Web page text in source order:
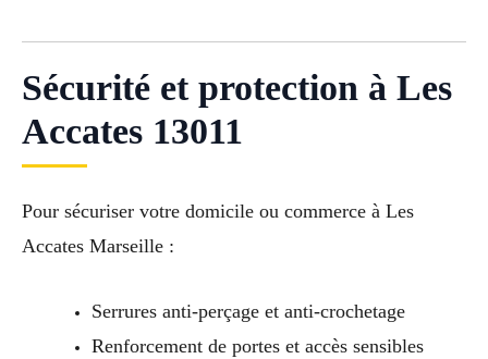
Sécurité et protection à Les
Accates 13011
Pour sécuriser votre domicile ou commerce à Les
Accates Marseille :
Serrures anti-perçage et anti-crochetage
Renforcement de portes et accès sensibles